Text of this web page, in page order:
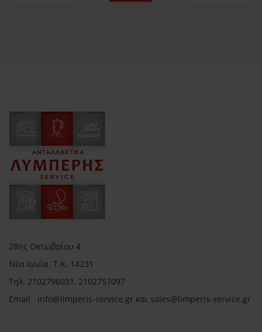
28ης Οκτωβρίου 4
Νέα Ιωνία Τ.Κ. 14231
Τηλ. 2102796031, 2102757097
Email info@limperis-service.gr και sales@limperis-service.gr